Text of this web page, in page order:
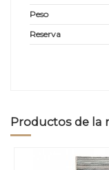
Peso
Reserva
Productos de la